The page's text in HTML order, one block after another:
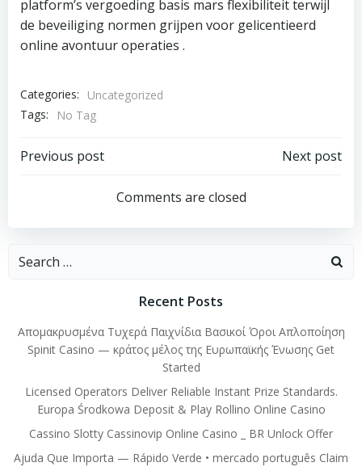
platform’s vergoeding basis mars flexibiliteit terwijl
de beveiliging normen grijpen voor gelicentieerd
online avontuur operaties .
Categories:
Uncategorized
Tags:
No Tag
Post
navigation
Previous post
navigation
Next post
Comments are closed
Search
Recent Posts
Απομακρυσμένα Τυχερά Παιχνίδια Βασικοί Όροι Απλοποίηση
Spinit Casino — κράτος μέλος της Ευρωπαϊκής Ένωσης Get
Started
Licensed Operators Deliver Reliable Instant Prize Standards.
Europa Środkowa Deposit & Play Rollino Online Casino
Cassino Slotty Cassinovip Online Casino _ BR Unlock Offer
Ajuda Que Importa — Rápido Verde • mercado português Claim